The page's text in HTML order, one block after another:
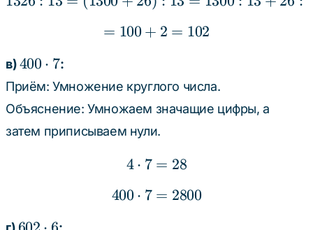
= 100 + 2 = 102
= 100 + 2 = 102
в)400
\cdot
400 ⋅ 7:
Приём: Умножение круглого числа.
Объяснение: Умножаем значащие цифры, а
затем приписываем нули.
4 \cdot 7 = 28
4 ⋅ 7 = 28
400 \cdot 7 = 2800
400 ⋅ 7 = 2800
602